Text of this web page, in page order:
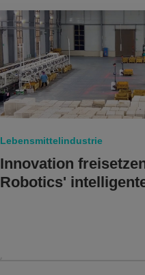
Lebensmittelindustrie
Innovation
Robotics'